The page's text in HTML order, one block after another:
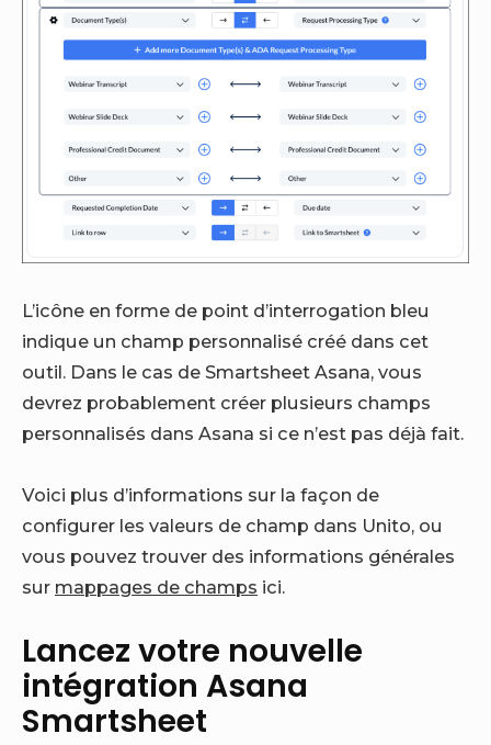
L’icône en forme de point d’interrogation bleu
indique un champ personnalisé créé dans cet
outil. Dans le cas de Smartsheet Asana, vous
devrez probablement créer plusieurs champs
personnalisés dans Asana si ce n’est pas déjà fait.
Voici plus d’informations sur la façon de
configurer les valeurs de champ dans Unito, ou
vous pouvez trouver des informations générales
sur mappages de champs ici.
Lancez votre nouvelle
intégration Asana
Smartsheet